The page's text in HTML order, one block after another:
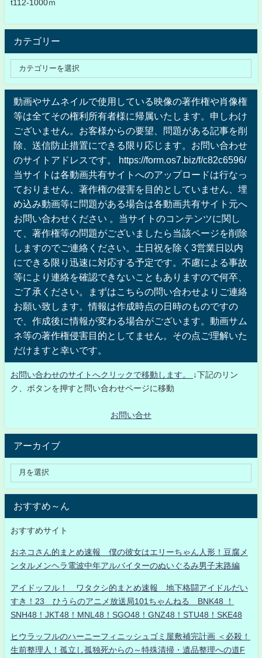
t112-1000ｍ
カテゴリー
動画やサムネイルで使用している映像の著作権や肖像権
等は全てその権利所有者様に帰属いたします。申しわけ
ございません。お客様からの要望、問題がある記事を削
除、送信防止措置にできる限り応じます。お問い合わせ
のサイトアドレスです。 https://form.os7.biz/f/c82c6596/
当サイトは各動画共有サイトへのアップロードは行なっ
ておりません、著作権の侵害を目的としていません、埋
め込み動画等に問題がある場合は各動画共有サイト元へ
お問い合わせください 。当サイトのコンテンツに関し
て、著作権等の問題がございましたら当該ページを削除
しますのでご連絡ください。土日祝を除く3営業日以内
にできる限り迅速に対応する予定です。不慮による事故
等により連絡を確認できないこともありますので何卒、
ご了承ください。まずはこちらの問い合わせよりご連絡
お願い致します。情報は作成時点の日時のものですの
で、作成後に情報が変わる場合がございます。動画サム
ネ等の著作権侵害目的としてません。その点ご理解いた
だけますと幸いです。
お問い合わせのサイトへクリックで移動します。
↓下記のリン
ク、ボタンを押すと問い合わせページに移動
お問い合せ
アーカイブ
おすすめ～ん
おすすめサイト
おネコさん的まとめ速報 僕の彼女はエリーちゃん人形！豆腐メ
ンタルメンヘラ電波中年アルバイターのぬいぐるみ男子末路編
アイドッフル！ ワタクシ的まとめ速報 地下格闘アイドルだい
すき！23 ひうらのアニメ放送局101ちゃんねる BNK48 ！
SNH48！JKT48！MNL48！SGO48！GNZ48！STU48！SKE48
ヒウラッフルのハーニーフィニッシュゴミ屋敷補完計画 ＜必殺！
生前整理人！孤立し孤独死からの～特殊清掃・遺品整理への道F